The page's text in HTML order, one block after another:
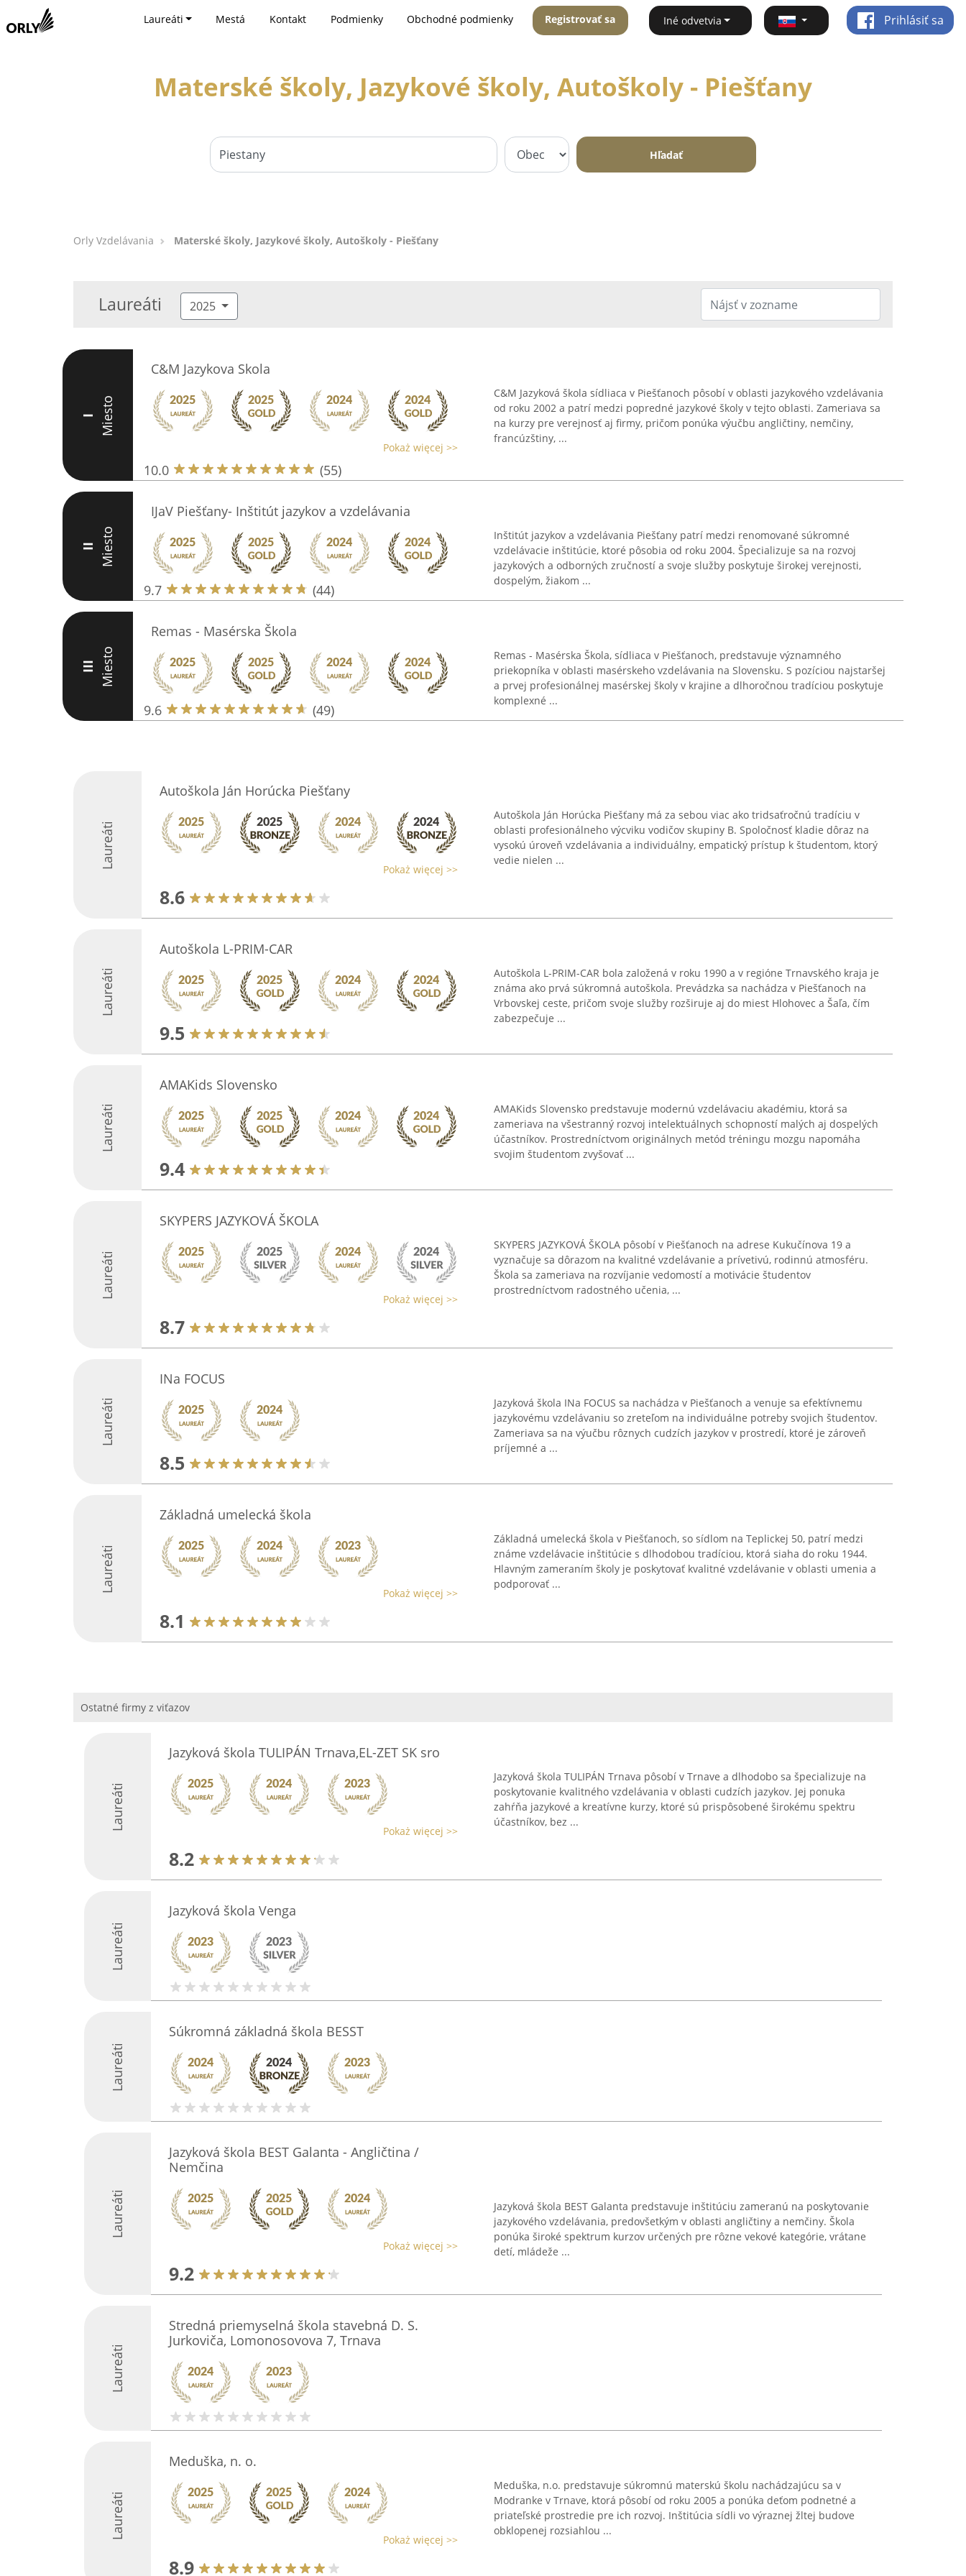
Laureáti Mestá Kontakt Podmienky Obchodné podmienky Registrovať sa Iné odvetvia Prihlásiť sa
Materské školy, Jazykové školy, Autoškoly - Piešťany
Hľadať
Orly Vzdelávania Materské školy, Jazykové školy, Autoškoly - Piešťany
Laureáti 2025
I Miesto
C&M Jazykova Skola
Pokaż więcej >>
10.0 (55)
C&M Jazyková škola sídliaca v Piešťanoch pôsobí v oblasti jazykového vzdelávania
od roku 2002 a patrí medzi popredné jazykové školy v tejto oblasti. Zameriava sa
na kurzy pre verejnosť aj firmy, pričom ponúka výučbu angličtiny, nemčiny,
francúzštiny, ...
II Miesto
IJaV Piešťany- Inštitút jazykov a vzdelávania
9.7 (44)
Inštitút jazykov a vzdelávania Piešťany patrí medzi renomované súkromné
vzdelávacie inštitúcie, ktoré pôsobia od roku 2004. Špecializuje sa na rozvoj
jazykových a odborných zručností a svoje služby poskytuje širokej verejnosti,
dospelým, žiakom ...
III Miesto
Remas - Masérska Škola
9.6 (49)
Remas - Masérska Škola, sídliaca v Piešťanoch, predstavuje významného
priekopníka v oblasti masérskeho vzdelávania na Slovensku. S pozíciou najstaršej
a prvej profesionálnej masérskej školy v krajine a dlhoročnou tradíciou poskytuje
komplexné ...
Laureáti
Autoškola Ján Horúcka Piešťany
Pokaż więcej >>
8.6
Autoškola Ján Horúcka Piešťany má za sebou viac ako tridsaťročnú tradíciu v
oblasti profesionálneho výcviku vodičov skupiny B. Spoločnosť kladie dôraz na
vysokú úroveň vzdelávania a individuálny, empatický prístup k študentom, ktorý
vedie nielen ...
Laureáti
Autoškola L-PRIM-CAR
9.5
Autoškola L-PRIM-CAR bola založená v roku 1990 a v regióne Trnavského kraja je
známa ako prvá súkromná autoškola. Prevádzka sa nachádza v Piešťanoch na
Vrbovskej ceste, pričom svoje služby rozširuje aj do miest Hlohovec a Šaľa, čím
zabezpečuje ...
Laureáti
AMAKids Slovensko
9.4
AMAKids Slovensko predstavuje modernú vzdelávaciu akadémiu, ktorá sa
zameriava na všestranný rozvoj intelektuálnych schopností malých aj dospelých
účastníkov. Prostredníctvom originálnych metód tréningu mozgu napomáha
svojim študentom zvyšovať ...
Laureáti
SKYPERS JAZYKOVÁ ŠKOLA
Pokaż więcej >>
8.7
SKYPERS JAZYKOVÁ ŠKOLA pôsobí v Piešťanoch na adrese Kukučínova 19 a
vyznačuje sa dôrazom na kvalitné vzdelávanie a prívetivú, rodinnú atmosféru.
Škola sa zameriava na rozvíjanie vedomostí a motivácie študentov
prostredníctvom radostného učenia, ...
Laureáti
INa FOCUS
8.5
Jazyková škola INa FOCUS sa nachádza v Piešťanoch a venuje sa efektívnemu
jazykovému vzdelávaniu so zreteľom na individuálne potreby svojich študentov.
Zameriava sa na výučbu rôznych cudzích jazykov v prostredí, ktoré je zároveň
príjemné a ...
Laureáti
Základná umelecká škola
Pokaż więcej >>
8.1
Základná umelecká škola v Piešťanoch, so sídlom na Teplickej 50, patrí medzi
známe vzdelávacie inštitúcie s dlhodobou tradíciou, ktorá siaha do roku 1944.
Hlavným zameraním školy je poskytovať kvalitné vzdelávanie v oblasti umenia a
podporovať ...
Ostatné firmy z viťazov
Laureáti
Jazyková škola TULIPÁN Trnava,EL-ZET SK sro
Pokaż więcej >>
8.2
Jazyková škola TULIPÁN Trnava pôsobí v Trnave a dlhodobo sa špecializuje na
poskytovanie kvalitného vzdelávania v oblasti cudzích jazykov. Jej ponuka
zahŕňa jazykové a kreatívne kurzy, ktoré sú prispôsobené širokému spektru
účastníkov, bez ...
Laureáti
Jazyková škola Venga
Laureáti
Súkromná základná škola BESST
Laureáti
Jazyková škola BEST Galanta - Angličtina /
Nemčina
Pokaż więcej >>
9.2
Jazyková škola BEST Galanta predstavuje inštitúciu zameranú na poskytovanie
jazykového vzdelávania, predovšetkým v oblasti angličtiny a nemčiny. Škola
ponúka široké spektrum kurzov určených pre rôzne vekové kategórie, vrátane
detí, mládeže ...
Laureáti
Stredná priemyselná škola stavebná D. S.
Jurkoviča, Lomonosovova 7, Trnava
Laureáti
Meduška, n. o.
Pokaż więcej >>
8.9
Meduška, n.o. predstavuje súkromnú materskú školu nachádzajúcu sa v
Modranke v Trnave, ktorá pôsobí od roku 2005 a ponúka deťom podnetné a
priateľské prostredie pre ich rozvoj. Inštitúcia sídli vo výraznej žltej budove
obklopenej rozsiahlou ...